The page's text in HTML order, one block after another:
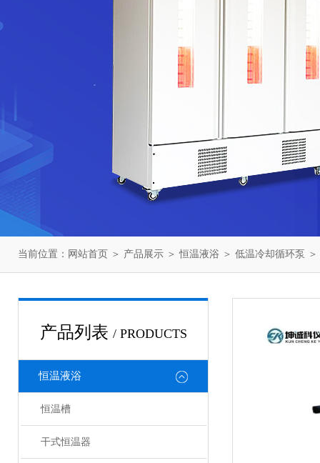
当前位置： 网站首页 ＞ 产品展示 ＞恒温液浴 ＞ 低温冷却循环泵
产品列表 / PRODUCTS
恒温液浴
恒温槽
干式恒温器